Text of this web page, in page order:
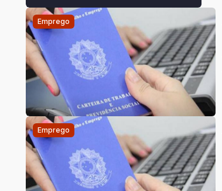
Emprego
Emprego